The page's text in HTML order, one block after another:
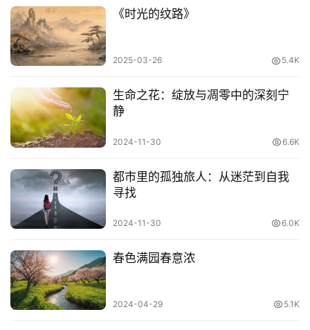
简介
苏格拉底（Socrates），公元前469—公元前399年，古希
和他的学生柏拉图，及柏拉图的学生亚里士多德，并称为
「古希腊三贤」，被后人广泛认为是西方哲学的奠基者。
苏格拉底生于希腊雅典一个普通公民家庭。其父是雕刻匠，
出的眼睛，矮小的身体。他容貌平凡，语言朴实，却具有神
圣的思想。
《时光的纹路》
2025-03-26 5.4K
生命之花：绽放与凋零中的深刻宁
静
2024-11-30 6.6K
都市里的孤独旅人：从迷茫到自我
寻找
2024-11-30 6.0K
春色满园春意浓
2024-04-29 5.1K